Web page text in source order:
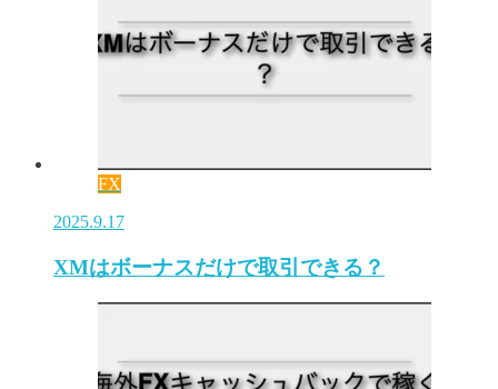
FX
2025.9.17
XMはボーナスだけで取引できる？